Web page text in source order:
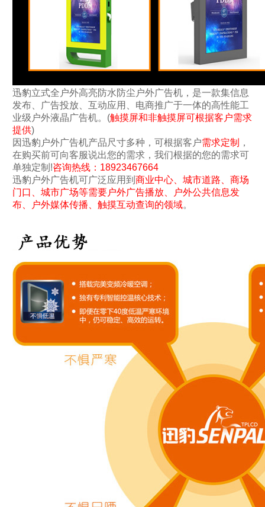
迅豹立式全户外高亮防水防尘户外广告机，是一款集信息
发布、广告投放、互动应用、电商推广于一体的高性能工
业级户外液晶广告机。(触摸屏和非触摸屏可根据客户需求
提供)
因迅豹户外广告机产品尺寸多种，可根据客户需求定制
，
在购买前可向客服说出您的需求，我们根据的您的需求可
单独定制!咨询热线：18923467664
迅豹户外广告机可广泛应用到 商业中心、城市道路、商场
门口、城市广场等需要户外广告播放、户外公共信息发
布、户外媒体传播、触摸互动查询的领域。